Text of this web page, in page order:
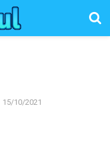
15/10/2021